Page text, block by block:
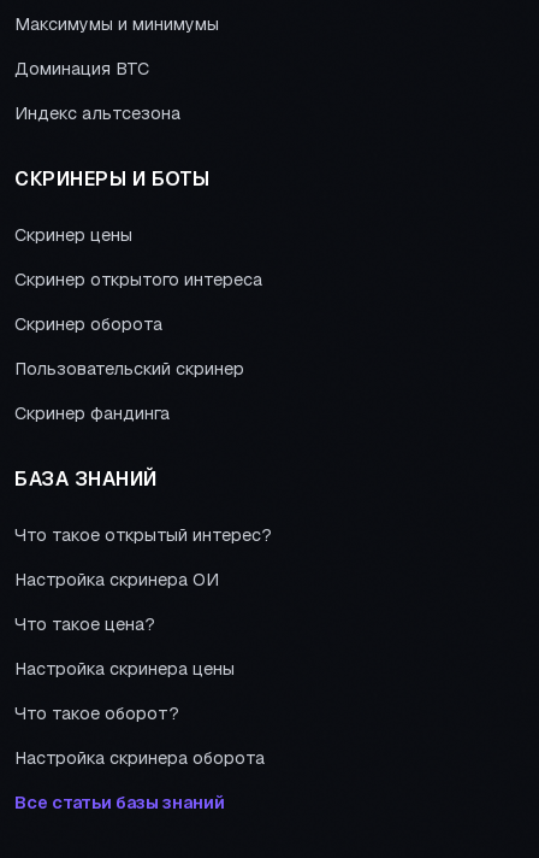
Максимумы и минимумы
Доминация BTC
Индекс альтсезона
СКРИНЕРЫ И БОТЫ
Скринер цены
Скринер открытого интереса
Скринер оборота
Пользовательский скринер
Скринер фандинга
БАЗА ЗНАНИЙ
Что такое открытый интерес?
Настройка скринера ОИ
Что такое цена?
Настройка скринера цены
Что такое оборот?
Настройка скринера оборота
Все статьи базы знаний